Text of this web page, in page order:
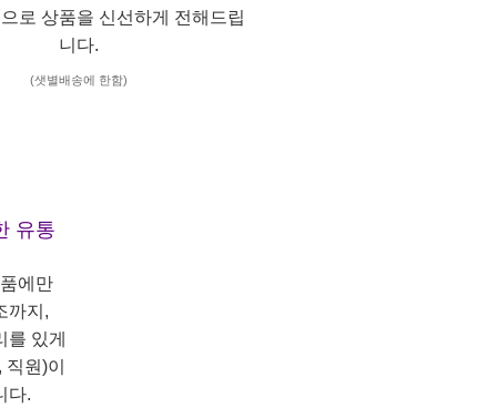
로 상품을 신선하게 전해드립
니다.
(샛별배송에 한함)
유통
에만
까지,
를 있게
원)이
다.